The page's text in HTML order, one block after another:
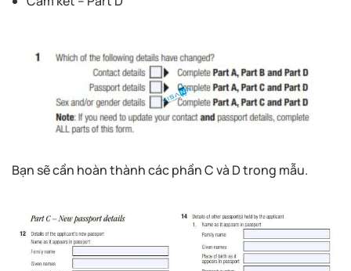
Bạn sẽ cần hoàn thành các phần C và D trong mẫu.